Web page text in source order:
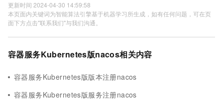
更新时间 2024-04-30 14:59:58
本页面内关键词为智能算法引擎基于机器学习所生成，如有任何问题，可在页
面下方点击"联系我们"与我们沟通。
容器服务Kubernetes版nacos相关内容
容器服务Kubernetes版版本注册nacos
容器服务Kubernetes版服务注册nacos